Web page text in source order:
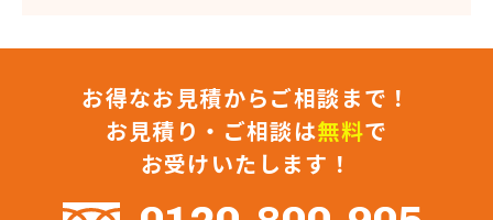
株式会社柴田産業
株式会社昭和ガス
株式会社松浦商会
株式会社松隈石油店
株式会社松山商店
お得なお見積からご相談まで！
お見積り・ご相談は無料で
お受けいたします！